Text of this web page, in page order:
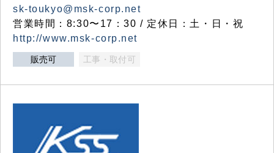
sk-toukyo@msk-corp.net
営業時間：8:30〜17：30 / 定休日：土・日・祝
http://www.msk-corp.net
販売可 工事・取付可